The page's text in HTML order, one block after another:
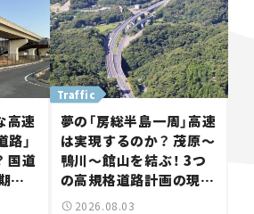
高速
路」
国道
。
い
Traffic
夢の「房総半島一周」高速
は実現するのか？ 茂原～
鴨川～館山を結ぶ！ 3つ
の高規格道路計画の現
状。「館山鴨川道路」で検
2026.08.03